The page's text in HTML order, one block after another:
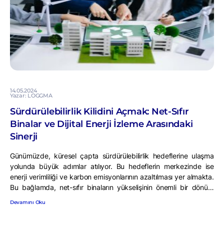
14.05.2024
Yazar: LOGGMA
Sürdürülebilirlik Kilidini Açmak: Net-Sıfır
Binalar ve Dijital Enerji İzleme Arasındaki
Sinerji
Günümüzde, küresel çapta sürdürülebilirlik hedeflerine ulaşma
yolunda büyük adımlar atılıyor. Bu hedeflerin merkezinde ise
enerji verimliliği ve karbon emisyonlarının azaltılması yer almakta.
Bu bağlamda, net-sıfır binaların yükselişinin önemli bir dönüm
Devamını Oku